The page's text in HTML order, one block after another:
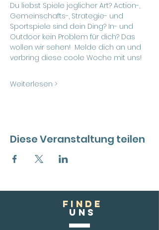
Du liebst Spiele jeglicher Art? Action-,
Gemeinschafts-, Strategie- und
Sportspiele sind dein Ding? In- und
Outdoor kein Problem für dich? Das
wollen wir sehen!  Melde dich an und
verbring diese coole Woche mit uns!
Weiterlesen >
Diese Veranstaltung teilen
FINDE
Uns